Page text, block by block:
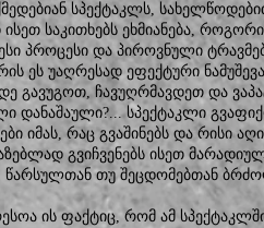
სპექტაკლს,
საკითხებს ეხმიანება,
პროცესი და პიროვნული
ეს უაღრესად ეფექტური
გავუგოთ, ჩავუღრმავდეთ და
დანაშაული?... სპექტაკლი
იმას, რაც გვაშინებს და რისი
გვიჩვენებს ისეთ
წარსულთან თუ შეცდომებთან
ის ფაქტიც, რომ ამ